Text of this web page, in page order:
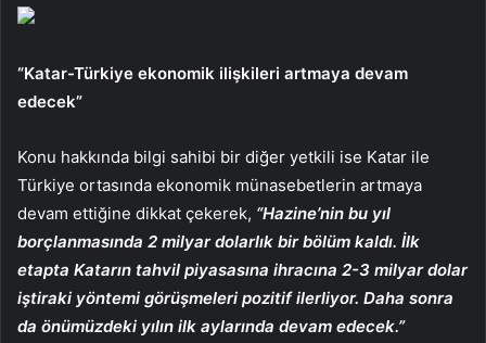
“Katar-Türkiye ekonomik ilişkileri artmaya devam
edecek”
Konu hakkında bilgi sahibi bir diğer yetkili ise Katar ile
Türkiye ortasında ekonomik münasebetlerin artmaya
devam ettiğine dikkat çekerek, “Hazine’nin bu yıl
borçlanmasında 2 milyar dolarlık bir bölüm kaldı. İlk
etapta Katarın tahvil piyasasına ihracına 2-3 milyar dolar
iştiraki yöntemi görüşmeleri pozitif ilerliyor. Daha sonra
da önümüzdeki yılın ilk aylarında devam edecek.”